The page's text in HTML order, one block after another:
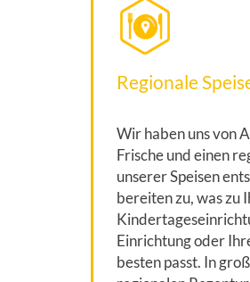
Regionale
Wir haben uns von
Frische und einen
unserer Speisen
bereiten zu, was zu
Einrichtung oder
besten passt. In